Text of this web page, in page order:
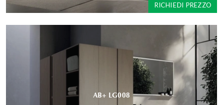
RICHIEDI PREZZO
AB+ LG008